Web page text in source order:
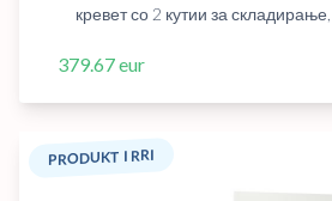
кревет со 2 кутии за
379.67 eur
PRODUKT I RRI